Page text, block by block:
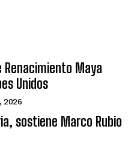
Maya
Unidos
2026
sostiene Marco Rubio